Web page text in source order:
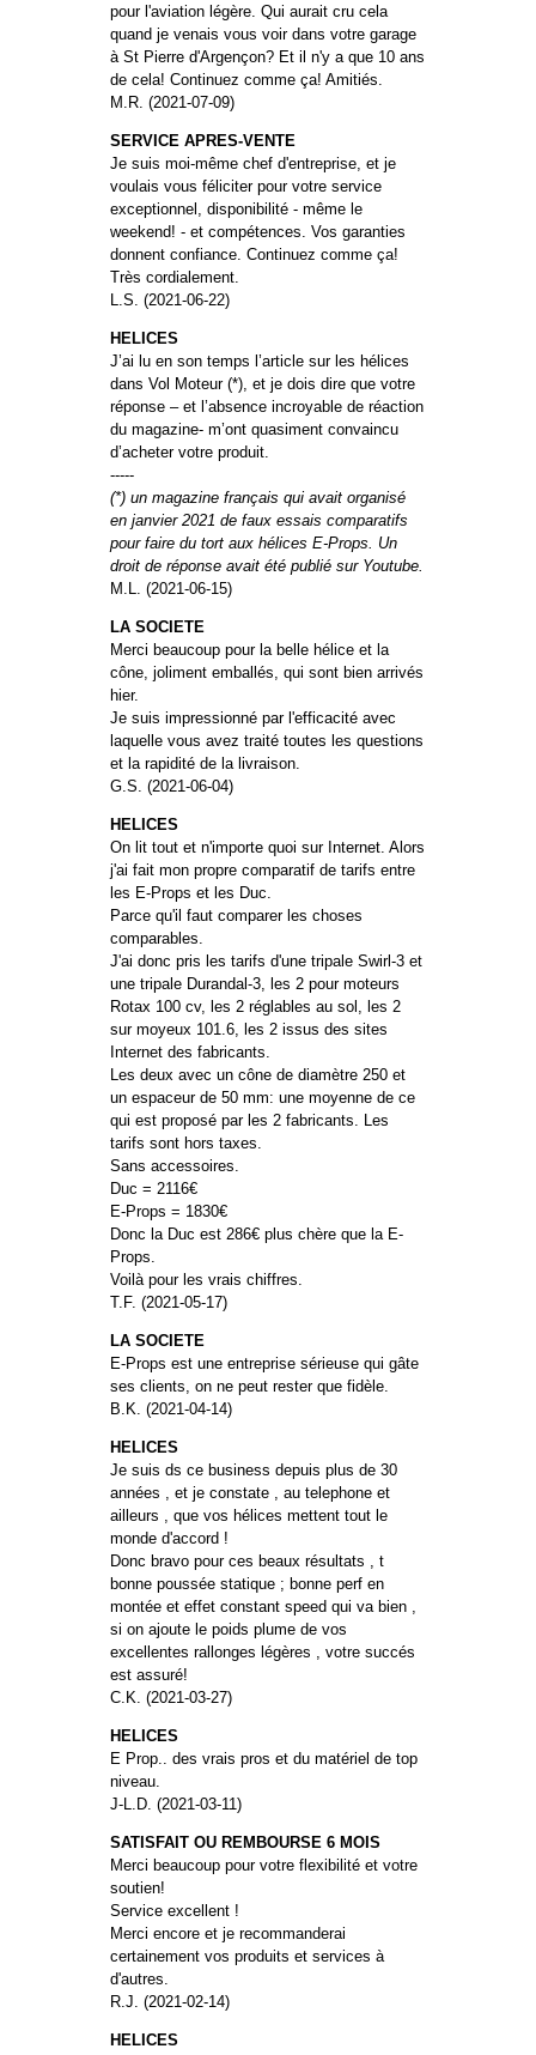
pour l'aviation légère. Qui aurait cru cela
quand je venais vous voir dans votre garage
à St Pierre d'Argençon? Et il n'y a que 10 ans
de cela! Continuez comme ça! Amitiés.
M.R. (2021-07-09)
SERVICE APRES-VENTE
Je suis moi-même chef d'entreprise, et je
voulais vous féliciter pour votre service
exceptionnel, disponibilité - même le
weekend! - et compétences. Vos garanties
donnent confiance. Continuez comme ça!
Très cordialement.
L.S. (2021-06-22)
HELICES
J’ai lu en son temps l’article sur les hélices
dans Vol Moteur (*), et je dois dire que votre
réponse – et l’absence incroyable de réaction
du magazine- m’ont quasiment convaincu
d’acheter votre produit.
-----
(*) un magazine français qui avait organisé
en janvier 2021 de faux essais comparatifs
pour faire du tort aux hélices E-Props. Un
droit de réponse avait été publié sur Youtube.
M.L. (2021-06-15)
LA SOCIETE
Merci beaucoup pour la belle hélice et la
cône, joliment emballés, qui sont bien arrivés
hier.
Je suis impressionné par l'efficacité avec
laquelle vous avez traité toutes les questions
et la rapidité de la livraison.
G.S. (2021-06-04)
HELICES
On lit tout et n'importe quoi sur Internet. Alors
j'ai fait mon propre comparatif de tarifs entre
les E-Props et les Duc.
Parce qu'il faut comparer les choses
comparables.
J'ai donc pris les tarifs d'une tripale Swirl-3 et
une tripale Durandal-3, les 2 pour moteurs
Rotax 100 cv, les 2 réglables au sol, les 2
sur moyeux 101.6, les 2 issus des sites
Internet des fabricants.
Les deux avec un cône de diamètre 250 et
un espaceur de 50 mm: une moyenne de ce
qui est proposé par les 2 fabricants. Les
tarifs sont hors taxes.
Sans accessoires.
Duc = 2116€
E-Props = 1830€
Donc la Duc est 286€ plus chère que la E-
Props.
Voilà pour les vrais chiffres.
T.F. (2021-05-17)
LA SOCIETE
E-Props est une entreprise sérieuse qui gâte
ses clients, on ne peut rester que fidèle.
B.K. (2021-04-14)
HELICES
Je suis ds ce business depuis plus de 30
années , et je constate , au telephone et
ailleurs , que vos hélices mettent tout le
monde d'accord !
Donc bravo pour ces beaux résultats , t
bonne poussée statique ; bonne perf en
montée et effet constant speed qui va bien ,
si on ajoute le poids plume de vos
excellentes rallonges légères , votre succés
est assuré!
C.K. (2021-03-27)
HELICES
E Prop.. des vrais pros et du matériel de top
niveau.
J-L.D. (2021-03-11)
SATISFAIT OU REMBOURSE 6 MOIS
Merci beaucoup pour votre flexibilité et votre
soutien!
Service excellent !
Merci encore et je recommanderai
certainement vos produits et services à
d'autres.
R.J. (2021-02-14)
HELICES